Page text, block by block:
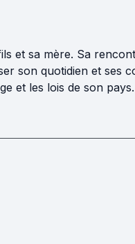
et sa mère. Sa
son quotidien et ses
et les lois de son pays.